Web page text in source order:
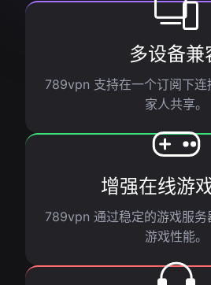
多设备兼
789vpn 支持在一个订阅下连
家人共享。
增强在线游
789vpn 通过稳定的游戏服务
游戏性能。